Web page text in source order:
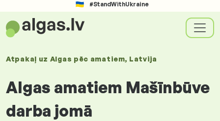
#StandWithUkraine
Atpakaļ uz Algas pēc amatiem, Latvija
Algas amatiem Mašīnbūve
darba jomā